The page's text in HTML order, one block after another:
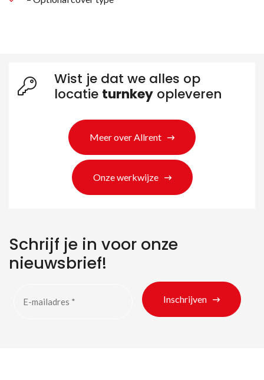
Wist je dat we alles op
locatie turnkey opleveren
Meer over Allrent
Onze werkwijze
Schrijf je in voor onze
nieuwsbrief!
Inschrijven